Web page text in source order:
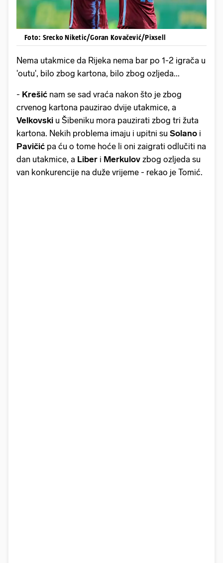
Foto: Srecko Niketic/Goran Kovačević/Pixsell
Nema utakmice da Rijeka nema bar po 1-2 igrača u
'outu', bilo zbog kartona, bilo zbog ozljeda...
- Krešić nam se sad vraća nakon što je zbog
crvenog kartona pauzirao dvije utakmice, a
Velkovski u Šibeniku mora pauzirati zbog tri žuta
kartona. Nekih problema imaju i upitni su Solano i
Pavičić pa ću o tome hoće li oni zaigrati odlučiti na
dan utakmice, a Liber i Merkulov zbog ozljeda su
van konkurencije na duže vrijeme - rekao je Tomić.